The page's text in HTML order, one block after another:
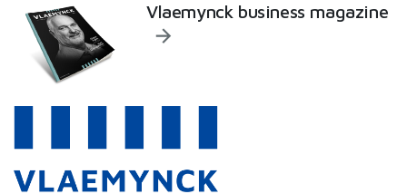
Vlaemynck business magazine